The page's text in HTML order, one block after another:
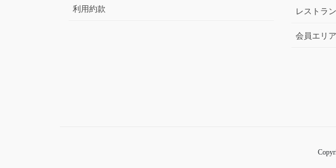
利用約款 レストラン
会員エリア